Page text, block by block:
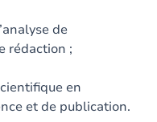
de
rédaction ;
en
et de publication.